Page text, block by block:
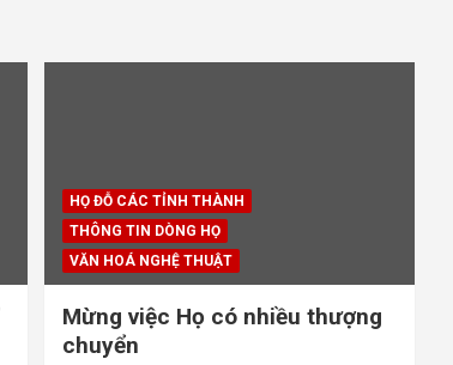
HỌ ĐỖ CÁC TỈNH THÀNH
THÔNG TIN DÒNG HỌ
VĂN HOÁ NGHỆ THUẬT
Mừng việc Họ có nhiều thượng
chuyển